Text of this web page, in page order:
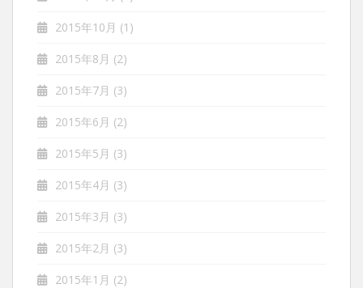
2015年10月 (1)
2015年8月 (2)
2015年7月 (3)
2015年6月 (2)
2015年5月 (3)
2015年4月 (3)
2015年3月 (3)
2015年2月 (3)
2015年1月 (2)